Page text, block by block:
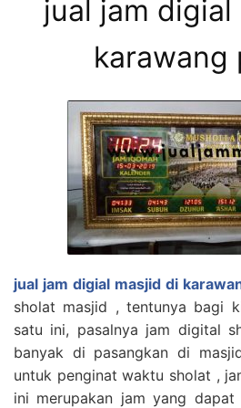
jual jam
karawang
jual jam digial masjid di
sholat masjid , tentunya bagi
satu ini, pasalnya jam digital
banyak di pasangkan di
untuk penginat waktu sholat ,
ini merupakan jam yang